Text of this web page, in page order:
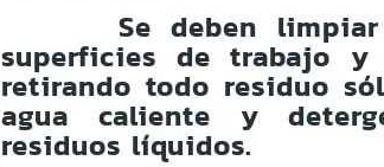
Se deben
superficies de trabajo y
retirando todo residuo
agua caliente y
residuos líquidos.